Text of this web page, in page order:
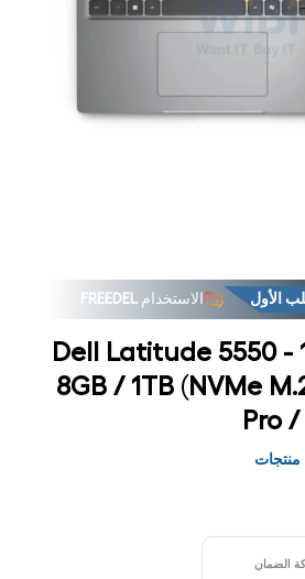
الأول الاستخدام FREEDEL
Dell Latitude 5550 -
8GB / 1TB (NVMe
Pro
منتجات
الضمان